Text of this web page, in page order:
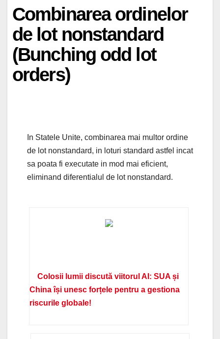
Combinarea ordinelor
de lot nonstandard
(Bunching odd lot
orders)
In Statele Unite, combinarea mai multor ordine
de lot nonstandard, in loturi standard astfel incat
sa poata fi executate in mod mai eficient,
eliminand diferentialul de lot nonstandard.
Colosii lumii discută viitorul AI: SUA și
China își unesc forțele pentru a gestiona
riscurile globale!